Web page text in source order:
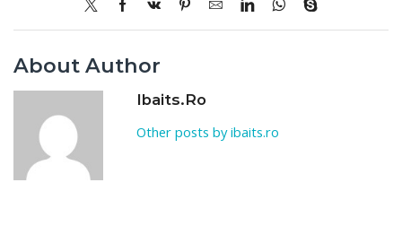
About Author
Ibaits.ro
Other posts by ibaits.ro